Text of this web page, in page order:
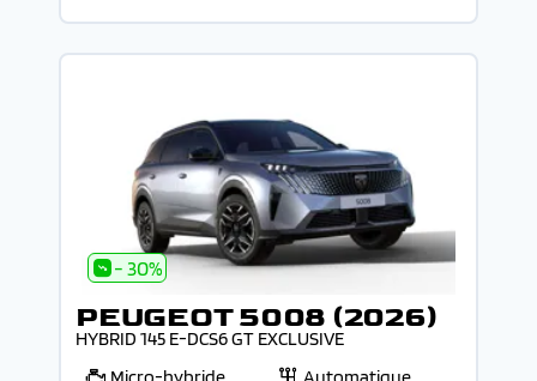
- 30%
PEUGEOT 5008 (2026)
HYBRID 145 E-DCS6 GT EXCLUSIVE